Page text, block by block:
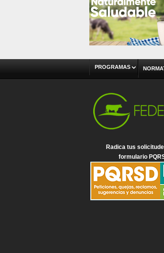
PROGRAMAS
Radica tus
formulario